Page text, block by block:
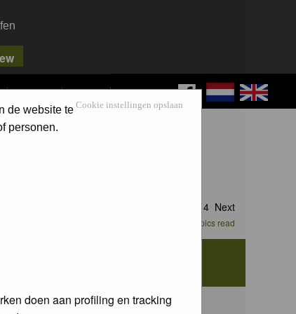
SEARCH LOG IN
Cookie instellingen opslaan
de website te
personen.
doen aan profiling en tracking
14 Next
Mark all topics read
Tue 26 May 2026, 17:23